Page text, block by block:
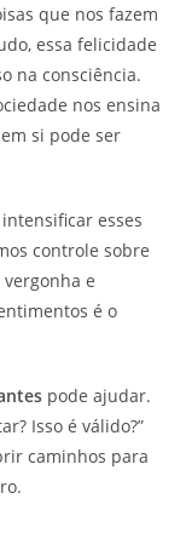
que nos fazem
essa felicidade
na consciência.
nos ensina
si pode ser
esses
controle sobre
e
é o
pode ajudar.
Isso é válido?”
caminhos para